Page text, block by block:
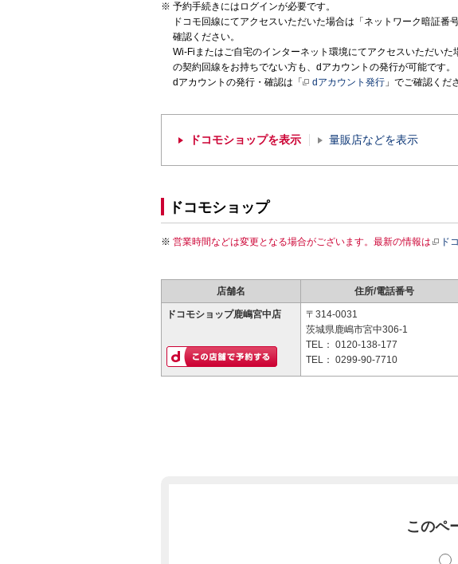
予約手続きにはログインが必要です。
ドコモ回線にてアクセスいただいた場合は「ネットワーク暗証番
確認ください。
Wi-Fiまたはご自宅のインターネット環境にてアクセスいただい
の契約回線をお持ちでない方も、dアカウントの発行が可能です。
dアカウントの発行・確認は「
dアカウント発行 」でご確認くだ
ドコモショップを表示 量販店などを表示
ドコモショップ
営業時間などは変更となる場合がございます。最新の情報は ド
店舗名 住所/電話番号
ドコモショップ鹿嶋宮中店
〒314-0031
茨城県鹿嶋市宮中306-1
TEL： 0120-138-177
TEL： 0299-90-7710
このペ